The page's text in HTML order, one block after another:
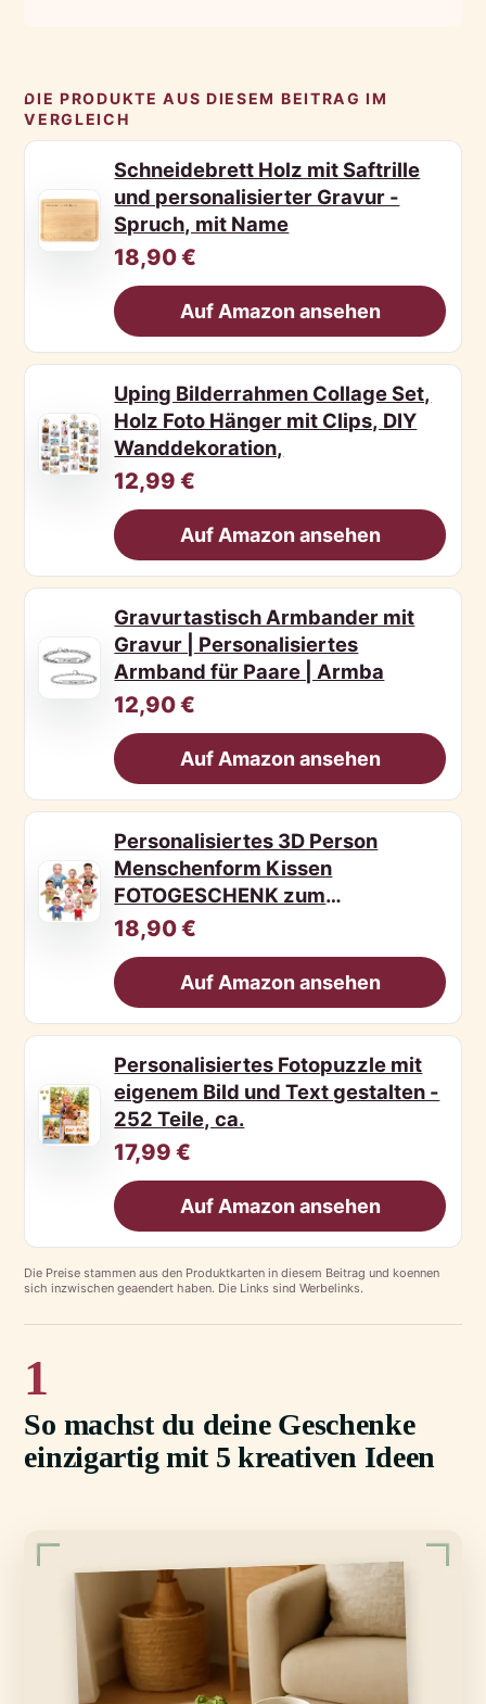
DIE PRODUKTE AUS DIESEM BEITRAG IM
VERGLEICH
Schneidebrett Holz mit Saftrille
und personalisierter Gravur -
Spruch, mit Name
18,90 €
Auf Amazon ansehen
Uping Bilderrahmen Collage Set,
Holz Foto Hänger mit Clips, DIY
Wanddekoration,
12,99 €
Auf Amazon ansehen
Gravurtastisch Armbander mit
Gravur | Personalisiertes
Armband für Paare | Armba
12,90 €
Auf Amazon ansehen
Personalisiertes 3D Person
Menschenform Kissen
FOTOGESCHENK zum
Valentinstag mit
18,90 €
Auf Amazon ansehen
Personalisiertes Fotopuzzle mit
eigenem Bild und Text gestalten -
252 Teile, ca.
17,99 €
Auf Amazon ansehen
Die Preise stammen aus den Produktkarten in diesem Beitrag und koennen
sich inzwischen geaendert haben. Die Links sind Werbelinks.
1
So machst du deine Geschenke
einzigartig mit 5 kreativen Ideen